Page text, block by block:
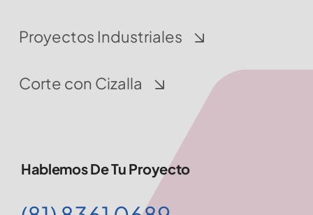
Proyectos Industriales
Corte con Cizalla
Hablemos De Tu Proyecto